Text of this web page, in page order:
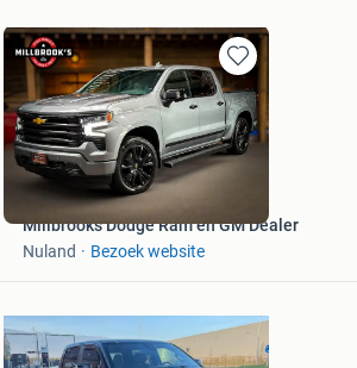
Bewaren
in
Mijn
Favorieten
Millbrooks Dodge Ram en GM Dealer
Nuland
Bezoek website
Mijn
Favorieten